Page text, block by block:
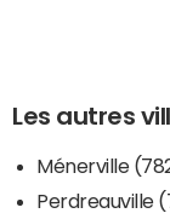
Les autres
Ménerville
Perdreauville